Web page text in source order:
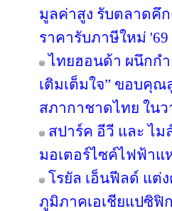
มูลค่าสูง รับตลาดคึ
ราคารับภาษีใหม่ '69
ไทยฮอนด้า ผนึกกำ
เติมเต็มใจ” ขอบคุ
สภากาชาดไทย ในว
สปาร์ค อีวี และ ไม
มอเตอร์ไซค์ไฟฟ้าแ
โรยัล เอ็นฟีลด์ แต่
ภูมิภาคเอเชียแปซิฟิ